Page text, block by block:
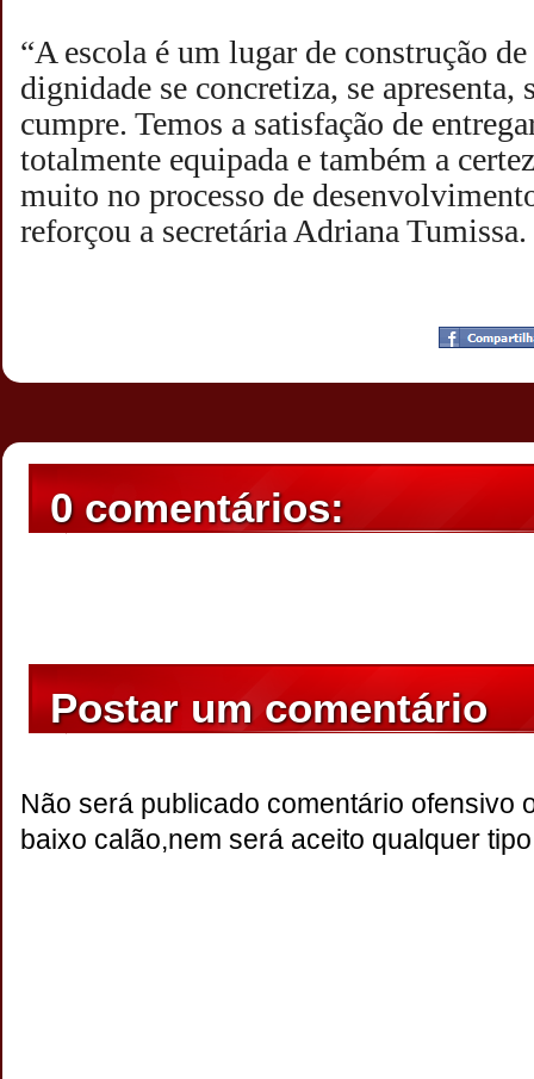
“A escola é um lugar de construção
dignidade se concretiza, se apresenta,
cumpre. Temos a satisfação de
totalmente equipada e também a
muito no processo de
reforçou a secretária Adriana Tumissa.
21:07
0 comentários:
Postar um comentário
Não será publicado comentário ofensivo
baixo calão,nem será aceito qualquer